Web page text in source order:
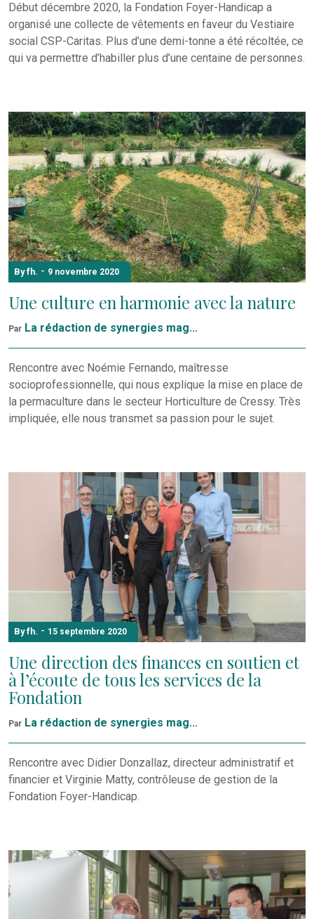
Début décembre 2020, la Fondation Foyer-Handicap a
organisé une collecte de vêtements en faveur du Vestiaire
social CSP-Caritas. Plus d’une demi-tonne a été récoltée, ce
qui va permettre d’habiller plus d’une centaine de personnes.
By fh. - 9 novembre 2020
Une culture en harmonie avec la nature
Par La rédaction de synergies mag...
Rencontre avec Noémie Fernando, maîtresse
socioprofessionnelle, qui nous explique la mise en place de
la permaculture dans le secteur Horticulture de Cressy. Très
impliquée, elle nous transmet sa passion pour le sujet.
By fh. - 15 septembre 2020
Une direction des finances en soutien et
à l’écoute de tous les services de la
Fondation
Par La rédaction de synergies mag...
Rencontre avec Didier Donzallaz, directeur administratif et
financier et Virginie Matty, contrôleuse de gestion de la
Fondation Foyer-Handicap.